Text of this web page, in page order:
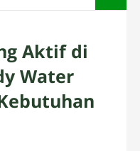
Aktif di
Water